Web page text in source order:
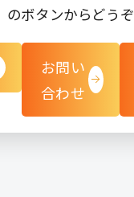
のボタンからどうぞ
お問い
合わせ